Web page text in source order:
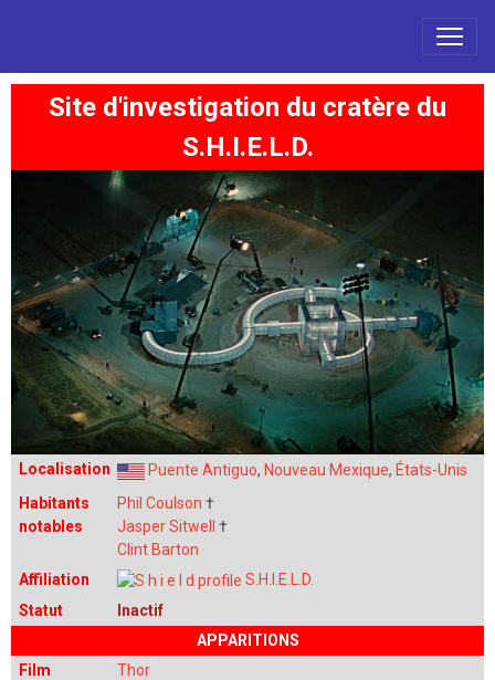
Site d'investigation du cratère du
S.H.I.E.L.D.
Localisation Puente Antiguo, Nouveau Mexique, États-Unis
Habitants
notables
Phil Coulson †
Jasper Sitwell
†
Clint Barton
Affiliation
S.H.I.E.L.D.
Statut
Inactif
APPARITIONS
Film
Thor